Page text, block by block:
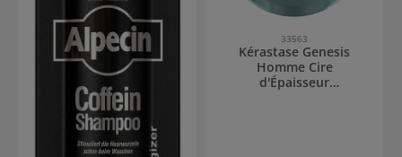
33563
Kérastase Genesis
Homme Cire
d'Épaisseur